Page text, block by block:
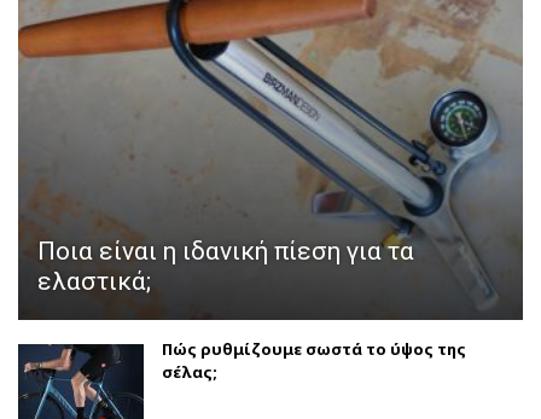
Ποια είναι η ιδανική πίεση για τα
ελαστικά;
Πώς ρυθμίζουμε σωστά το ύψος της
σέλας;